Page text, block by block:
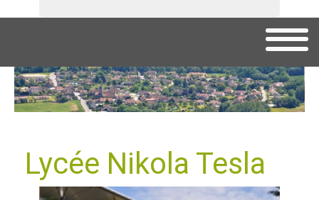
Lycée Nikola Tesla